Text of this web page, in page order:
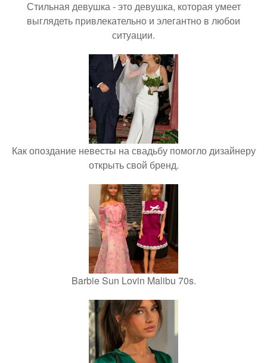
Стильная девушка - это девушка, которая умеет
выглядеть привлекательно и элегантно в любои
ситуации.
Как опоздание невесты на свадьбу помогло дизайнеру
открыть свой бренд.
Barbie Sun Lovin Malibu 70s.